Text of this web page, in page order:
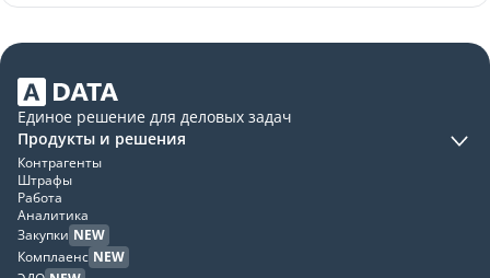
Единое решение для деловых задач
Продукты и решения
Контрагенты
Штрафы
Работа
Аналитика
Закупки NEW
Комплаенс NEW